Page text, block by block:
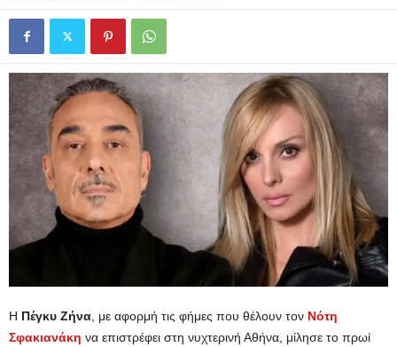
Η Πέγκυ Ζήνα , με αφορμή τις φήμες που θέλουν τον Νότη
Σφακιανάκη να επιστρέφει στη νυχτερινή Αθήνα, μίλησε το πρωί